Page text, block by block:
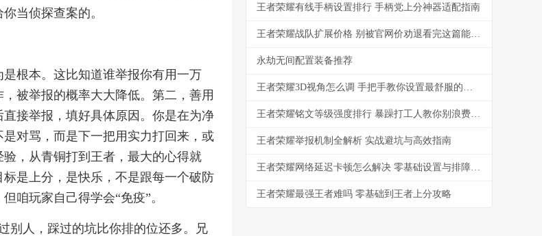
当侦探查案的。
根本。这比知道谁举报你有用一万
被举报的概率大大降低。第二，善用
接举报，填好具体原因。你是在为净
对骂，而是下一把用实力打回来，或
，从青铜打到王者，最大的心得就
是上分，是快乐，不是跟每一个破防
咱玩家自己得学会“免疫”。
别人，踩过的坑比你排的位还多。兄
王者荣耀有线手柄设置排行 手柄党上分神器适配指南
王者荣耀战队扩展价格 别被官网价劝退看完这篇能省一半
永劫无间配置装备推荐
王者荣耀3D视角怎么调 手把手教你设置最舒服的视角
王者荣耀铭文等级强度排行 暴躁打工人教你别浪费金币
王者荣耀举报机制全解析 实战避坑与高效指南
王者荣耀网络延迟卡顿怎么解决 零基础设置与排障指南
王者荣耀最强王者难吗 零基础到王者上分攻略